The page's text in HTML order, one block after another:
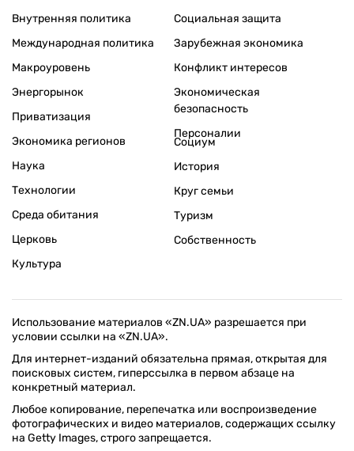
Внутренняя политика
Международная политика
Макроуровень
Энергорынок
Приватизация
Экономика регионов
Социальная защита
Зарубежная экономика
Конфликт интересов
Экономическая
безопасность
Персоналии
Наука
Технологии
Среда обитания
Церковь
Культура
Социум
История
Круг семьи
Туризм
Собственность
Использование материалов «ZN.UA» разрешается при
условии ссылки на «ZN.UA».
Для интернет-изданий обязательна прямая, открытая для
поисковых систем, гиперссылка в первом абзаце на
конкретный материал.
Любое копирование, перепечатка или воспроизведение
фотографических и видео материалов, содержащих ссылку
на Getty Images, строго запрещается.